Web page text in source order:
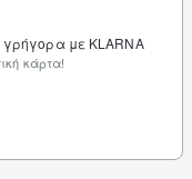
με KLARNA
κάρτα!